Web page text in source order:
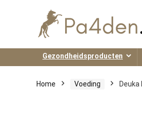
Gezondheidsproducten
Home Voeding Deuka